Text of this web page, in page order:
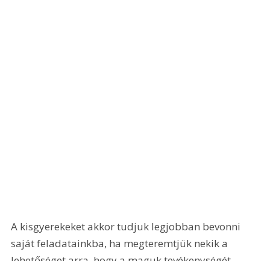
A kisgyerekeket akkor tudjuk legjobban bevonni
saját feladatainkba, ha megteremtjük nekik a